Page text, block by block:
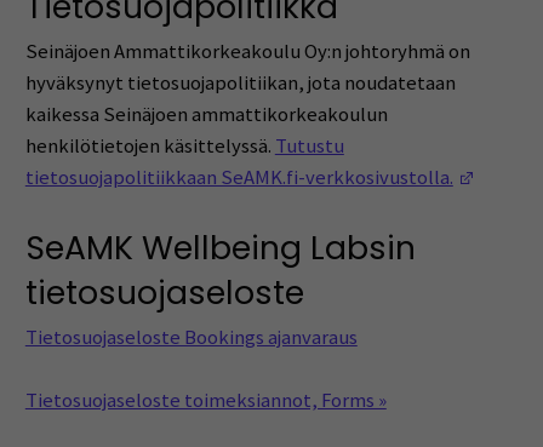
Seinäjoen Ammattikorkeakoulu Oy:n johtoryhmä on
hyväksynyt tietosuojapolitiikan, jota noudatetaan
kaikessa Seinäjoen ammattikorkeakoulun
henkilötietojen käsittelyssä. Tutustu
tietosuojapolitiikkaan SeAMK.fi-verkkosivustolla.
SeAMK Wellbeing Labsin
tietosuojaseloste
Tietosuojaseloste Bookings ajanvaraus
Tietosuojaseloste toimeksiannot, Forms »